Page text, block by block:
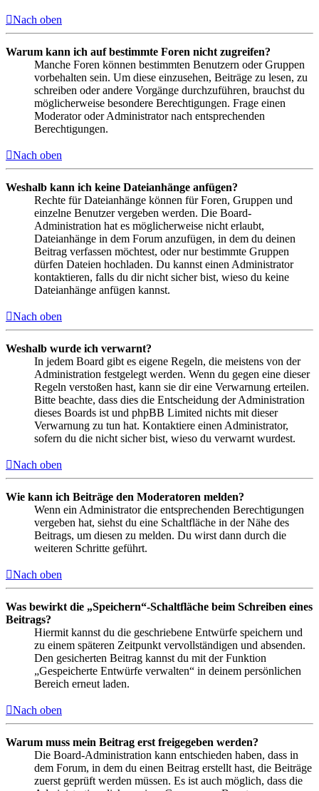
Nach oben
Warum kann ich auf bestimmte Foren nicht zugreifen?
Manche Foren können bestimmten Benutzern oder Gruppen
vorbehalten sein. Um diese einzusehen, Beiträge zu lesen, zu
schreiben oder andere Vorgänge durchzuführen, brauchst du
möglicherweise besondere Berechtigungen. Frage einen
Moderator oder Administrator nach entsprechenden
Berechtigungen.
Nach oben
Weshalb kann ich keine Dateianhänge anfügen?
Rechte für Dateianhänge können für Foren, Gruppen und
einzelne Benutzer vergeben werden. Die Board-
Administration hat es möglicherweise nicht erlaubt,
Dateianhänge in dem Forum anzufügen, in dem du deinen
Beitrag verfassen möchtest, oder nur bestimmte Gruppen
dürfen Dateien hochladen. Du kannst einen Administrator
kontaktieren, falls du dir nicht sicher bist, wieso du keine
Dateianhänge anfügen kannst.
Nach oben
Weshalb wurde ich verwarnt?
In jedem Board gibt es eigene Regeln, die meistens von der
Administration festgelegt werden. Wenn du gegen eine dieser
Regeln verstoßen hast, kann sie dir eine Verwarnung erteilen.
Bitte beachte, dass dies die Entscheidung der Administration
dieses Boards ist und phpBB Limited nichts mit dieser
Verwarnung zu tun hat. Kontaktiere einen Administrator,
sofern du die nicht sicher bist, wieso du verwarnt wurdest.
Nach oben
Wie kann ich Beiträge den Moderatoren melden?
Wenn ein Administrator die entsprechenden Berechtigungen
vergeben hat, siehst du eine Schaltfläche in der Nähe des
Beitrags, um diesen zu melden. Du wirst dann durch die
weiteren Schritte geführt.
Nach oben
Was bewirkt die „Speichern“-Schaltfläche beim Schreiben eines
Beitrags?
Hiermit kannst du die geschriebene Entwürfe speichern und
zu einem späteren Zeitpunkt vervollständigen und absenden.
Den gesicherten Beitrag kannst du mit der Funktion
„Gespeicherte Entwürfe verwalten“ in deinem persönlichen
Bereich erneut laden.
Nach oben
Warum muss mein Beitrag erst freigegeben werden?
Die Board-Administration kann entschieden haben, dass in
dem Forum, in dem du einen Beitrag erstellt hast, die Beiträge
zuerst geprüft werden müssen. Es ist auch möglich, dass die